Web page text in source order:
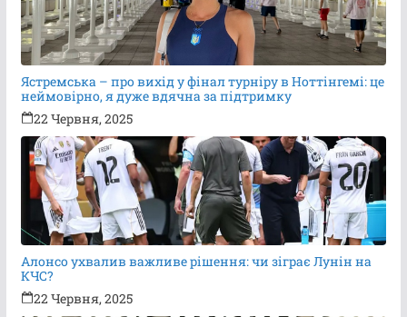
Ястремська – про вихід у фінал турніру в Ноттінгемі: це
неймовірно, я дуже вдячна за підтримку
22 Червня, 2025
Алонсо ухвалив важливе рішення: чи зіграє Лунін на
КЧС?
22 Червня, 2025